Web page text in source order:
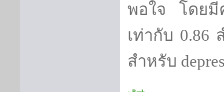
พอใจ โดย
เท่ากับ 0.86
สำหรับ